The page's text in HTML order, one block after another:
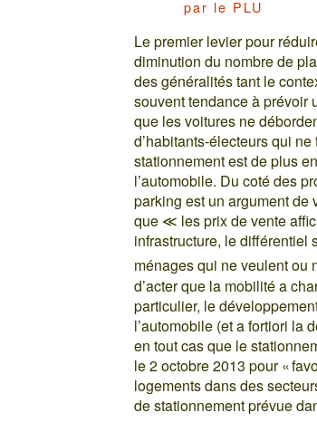
par le PLU
Le premier levier pour
diminution du nombre de
des généralités tant le
souvent tendance à prévoir
que les voitures ne
d’habitants-électeurs qui
stationnement est de plus
l’automobile. Du coté des
parking est un argument de
que ≪ les prix de vente
infrastructure, le différentiel
ménages qui ne veulent
d’acter que la mobilité a
particulier, le
l’automobile (et a fortiori la
en tout cas que le
le 2 octobre 2013 pour «
logements dans des
de stationnement prévue